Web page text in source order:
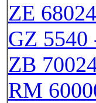
ZE 68024
GZ 5540
ZB
RM